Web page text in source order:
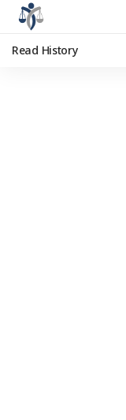
Read History